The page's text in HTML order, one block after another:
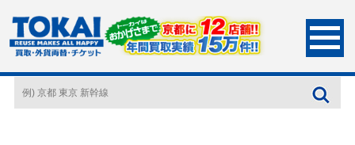
HOME
店長ブログ
ヴィレッジヴァンガードでお使いいただける株主優待券を
販売中です
【アバンティ店】